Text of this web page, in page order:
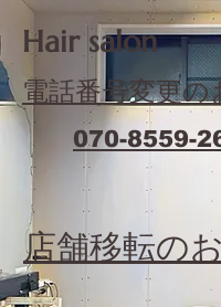
​Hair salon
電話番号変更の
070-8559-
店舗移転の